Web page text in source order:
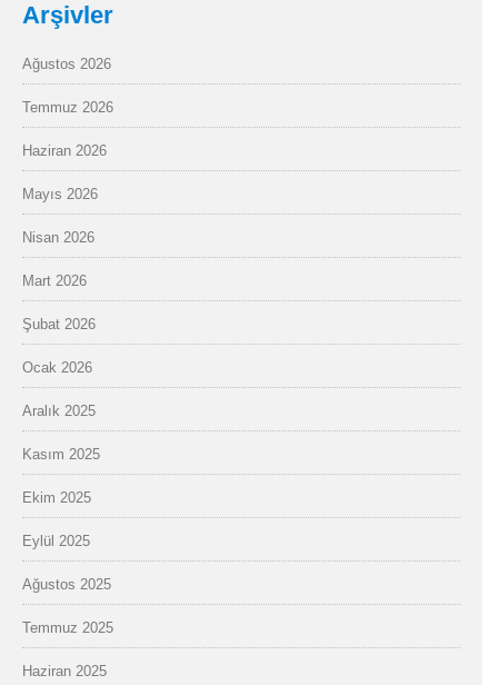
Arşivler
Ağustos 2026
Temmuz 2026
Haziran 2026
Mayıs 2026
Nisan 2026
Mart 2026
Şubat 2026
Ocak 2026
Aralık 2025
Kasım 2025
Ekim 2025
Eylül 2025
Ağustos 2025
Temmuz 2025
Haziran 2025